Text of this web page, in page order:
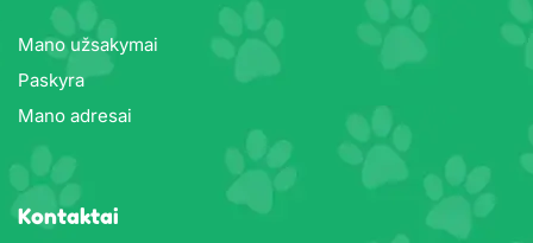
Mano užsakymai
Paskyra
Mano adresai
Kontaktai